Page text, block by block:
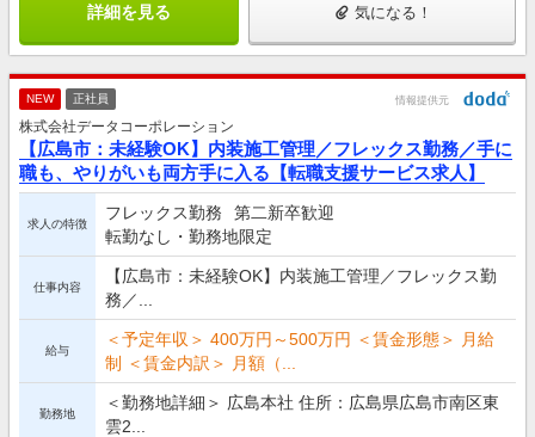
詳細を見る 気になる！
NEW 正社員 情報提供元
株式会社データコーポレーション
【広島市：未経験OK】内装施工管理／フレックス勤務／手に
職も、やりがいも両方手に入る【転職支援サービス求人】
求人の特徴
フレックス勤務
第二新卒歓迎
転勤なし・勤務地限定
仕事内容
【広島市：未経験OK】内装施工管理／フレックス勤
務／...
給与
＜予定年収＞ 400万円～500万円 ＜賃金形態＞ 月給
制 ＜賃金内訳＞ 月額（...
勤務地
＜勤務地詳細＞ 広島本社 住所：広島県広島市南区東
雲2...